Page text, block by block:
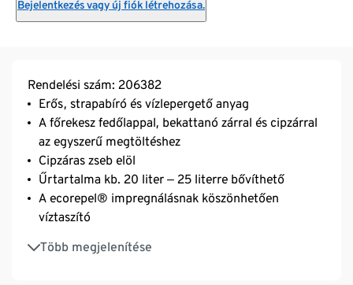
Bejelentkezés vagy új fiók létrehozása.
Rendelési szám: 206382
Erős, strapabíró és vízlepergető anyag
A főrekesz fedőlappal, bekattanó zárral és cipzárral
az egyszerű megtöltéshez
Cipzáras zseb elöl
Űrtartalma kb. 20 liter ‒ 25 literre bővíthető
A ecorepel® impregnálásnak köszönhetően
víztaszító
Több megjelenítése
Laptoptartó rekesszel, mely a hátoldalon keresztül
is hozzáférhető